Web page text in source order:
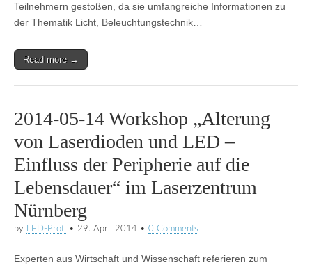
Teilnehmern gestoßen, da sie umfangreiche Informationen zu
der Thematik Licht, Beleuchtungstechnik…
Read more →
2014-05-14 Workshop „Alterung
von Laserdioden und LED –
Einfluss der Peripherie auf die
Lebensdauer“ im Laserzentrum
Nürnberg
by LED-Profi • 29. April 2014 • 0 Comments
Experten aus Wirtschaft und Wissenschaft referieren zum